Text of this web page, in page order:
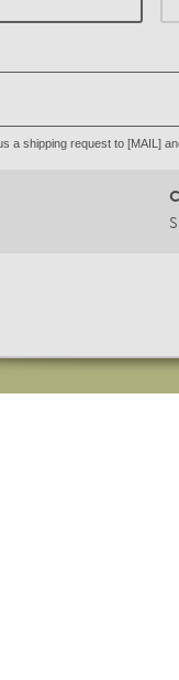
a shipping request to [MAIL]